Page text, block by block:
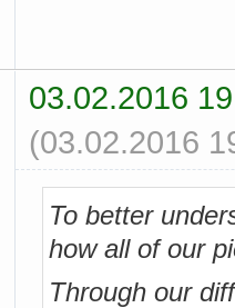
03.02.2016
(03.02.2016
To better
how all of our
Through our